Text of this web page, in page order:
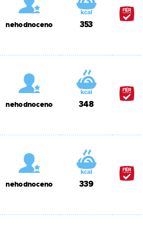
nehodnoceno 353
nehodnoceno 348
nehodnoceno 339